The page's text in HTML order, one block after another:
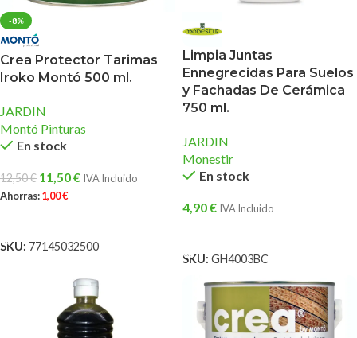
-8%
Crea Protector Tarimas
Iroko Montó 500 ml.
JARDIN
Montó Pinturas
En stock
12,50€ 11,50€ IVA Incluido
Ahorras:1,00€
SKU: 77145032500
Limpia Juntas
Ennegrecidas Para Suelos
y Fachadas De Cerámica
750 ml.
JARDIN
Monestir
En stock
4,90€ IVA Incluido
SKU: GH4003BC